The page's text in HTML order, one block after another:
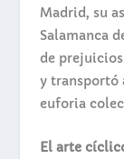
Madrid, su
Salamanca
de
y transportó
euforia
El arte